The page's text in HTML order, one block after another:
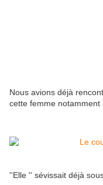
Nous avions déjà
cette femme notamment
''Elle '' sévissait déjà